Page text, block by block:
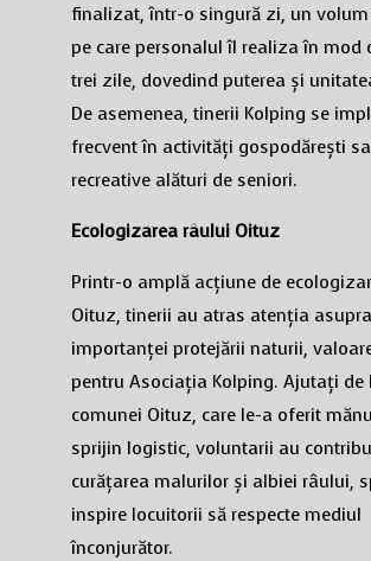
finalizat, într-o singură zi, un volum
pe care personalul îl realiza în mod
trei zile, dovedind puterea și
De asemenea, tinerii Kolping se
frecvent în activități gospodărești
recreative alături de seniori.
Ecologizarea râului Oituz
Printr-o amplă acțiune de
Oituz, tinerii au atras atenția asupra
importanței protejării naturii,
pentru Asociația Kolping. Ajutați de
comunei Oituz, care le-a oferit
sprijin logistic, voluntarii au
curățarea malurilor și albiei râului,
inspire locuitorii să respecte mediul
înconjurător.